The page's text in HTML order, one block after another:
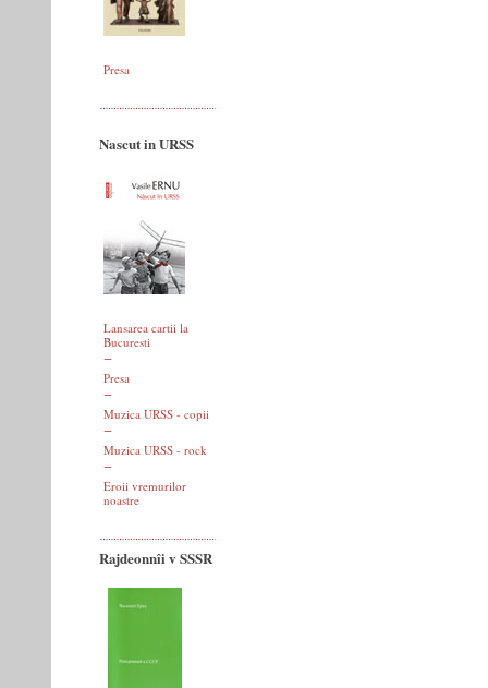
Presa
Nascut in URSS
Lansarea cartii la
Bucuresti
Presa
Muzica URSS - copii
Muzica URSS - rock
Eroii vremurilor
noastre
Rajdeonnîi v SSSR